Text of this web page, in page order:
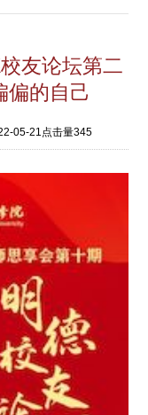
友论坛第二
偏的自己
05-21 点击量345